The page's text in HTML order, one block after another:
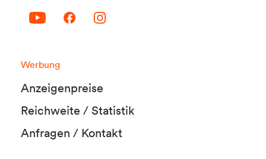
Werbung
Anzeigenpreise
Reichweite / Statistik
Anfragen / Kontakt